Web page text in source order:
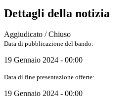
Dettagli della notizia
Aggiudicato / Chiuso
Data di pubblicazione del bando:
19 Gennaio 2024 - 00:00
Data di fine presentazione offerte:
19 Gennaio 2024 - 00:00